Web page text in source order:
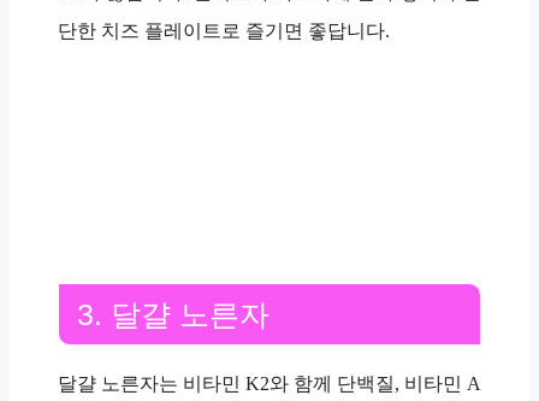
단한 치즈 플레이트로 즐기면 좋답니다.
3. 달걀 노른자
달걀 노른자는 비타민 K2와 함께 단백질, 비타민 A